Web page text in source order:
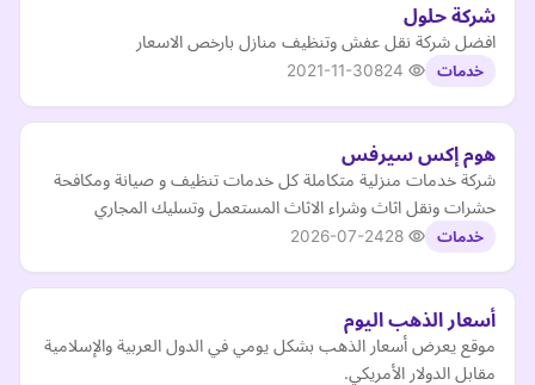
شركة حلول
افضل شركة نقل عفش وتنظيف منازل بارخص الاسعار
خدمات 2021-11-30
هوم إكس سيرفس
شركة خدمات منزلية متكاملة كل خدمات تنظيف و صيانة ومكافحة
حشرات ونقل اثاث وشراء الاثاث المستعمل وتسليك المجاري
خدمات 2026-07-24
أسعار الذهب اليوم
موقع يعرض أسعار الذهب بشكل يومي في الدول العربية والإسلامية
مقابل الدولار الأمريكي.